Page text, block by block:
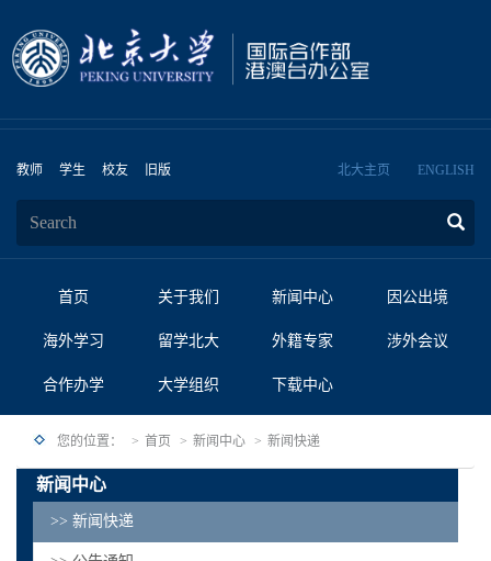
教师 学生 校友 旧版 北大主页 ENGLISH
首页 关于我们 新闻中心 因公出境
海外学习 留学北大 外籍专家 涉外会议
合作办学 大学组织 下载中心
您的位置： 首页 新闻中心 新闻快递
新闻中心
>> 新闻快递